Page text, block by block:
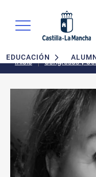
Navegación
EDUCACIÓN
Inicio Congresos y